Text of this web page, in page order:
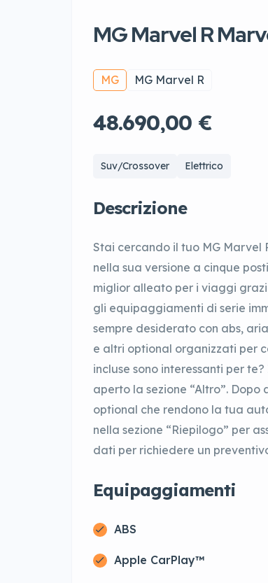
MG Marvel R
MG MG Marvel R
48.690,00 €
Suv/Crossover Elettrico
Descrizione
Stai cercando il tuo MG Marvel
nella sua versione a cinque
miglior alleato per i viaggi
gli equipaggiamenti di serie
sempre desiderato con abs,
e altri optional organizzati per
incluse sono interessanti per
aperto la sezione “Altro”.
optional che rendono la tua
nella sezione “Riepilogo” per
dati per richiedere un
Equipaggiamenti
ABS
Apple CarPlay™